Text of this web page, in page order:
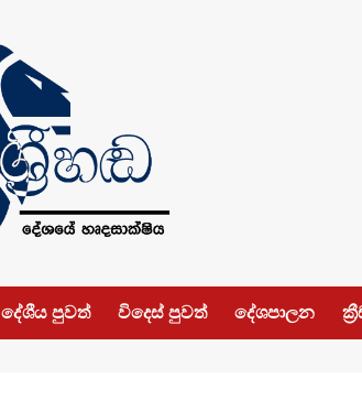
දේශීය පුවත් විදෙස් පුවත් දේශපාලන